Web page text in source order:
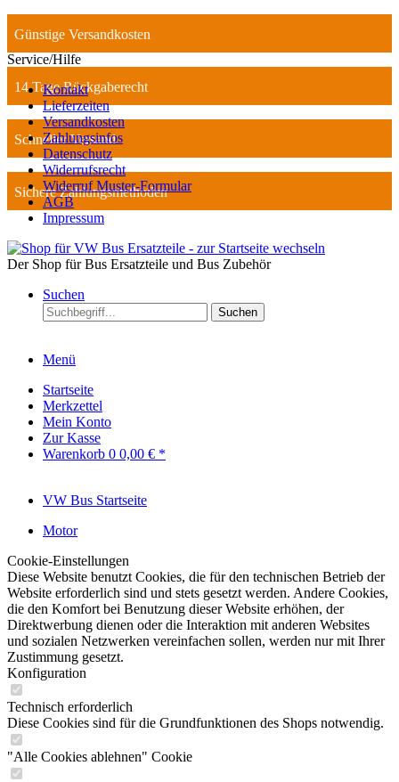
Günstige Versandkosten
14 Tage Rückgaberecht
Schneller Versand
Sichere Zahlungsmethoden
Service/Hilfe
Kontakt
Lieferzeiten
Versandkosten
Zahlungsinfos
Datenschutz
Widerrufsrecht
Widerruf Muster-Formular
AGB
Impressum
Der Shop für Bus Ersatzteile und Bus Zubehör
Suchen
Suchen
Menü
Startseite
Merkzettel
Mein Konto
Zur Kasse
Warenkorb 0 0,00 € *
VW Bus Startseite
Motor
Cookie-Einstellungen
Diese Website benutzt Cookies, die für den technischen Betrieb der
Website erforderlich sind und stets gesetzt werden. Andere Cookies,
die den Komfort bei Benutzung dieser Website erhöhen, der
Direktwerbung dienen oder die Interaktion mit anderen Websites
und sozialen Netzwerken vereinfachen sollen, werden nur mit Ihrer
Zustimmung gesetzt.
Konfiguration
Technisch erforderlich
Diese Cookies sind für die Grundfunktionen des Shops notwendig.
"Alle Cookies ablehnen" Cookie